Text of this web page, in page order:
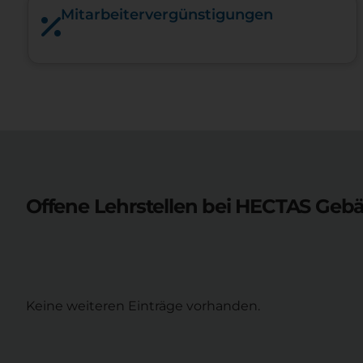
Mitarbeiter­vergünstigungen
Offene Lehrstellen bei HECTAS
Keine weiteren Einträge vorhanden.